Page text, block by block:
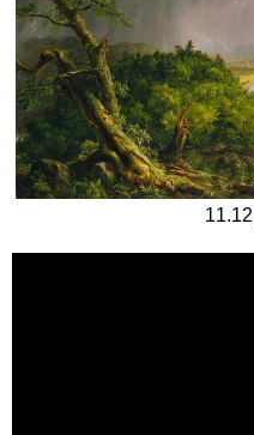
11.12